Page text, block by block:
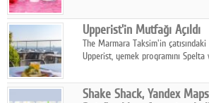
ürünleriyle hem yurt içinde hem de
büyümesini sürdürüyor.
Upperist'in Mutfağı Açıldı
The Marmara Taksim'in
Upperist, yemek programını
Shake Shack, Yandex